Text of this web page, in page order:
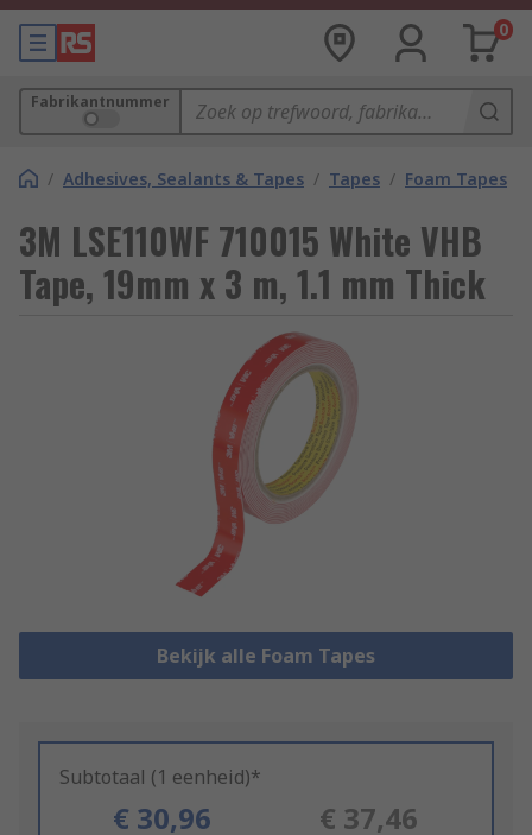
0
Fabrikantnummer
/ Adhesives, Sealants & Tapes / Tapes / Foam Tapes
3M LSE110WF 710015 White VHB
Tape, 19mm x 3 m, 1.1 mm Thick
Bekijk alle Foam Tapes
Subtotaal (1 eenheid)*
€ 30,96 € 37,46